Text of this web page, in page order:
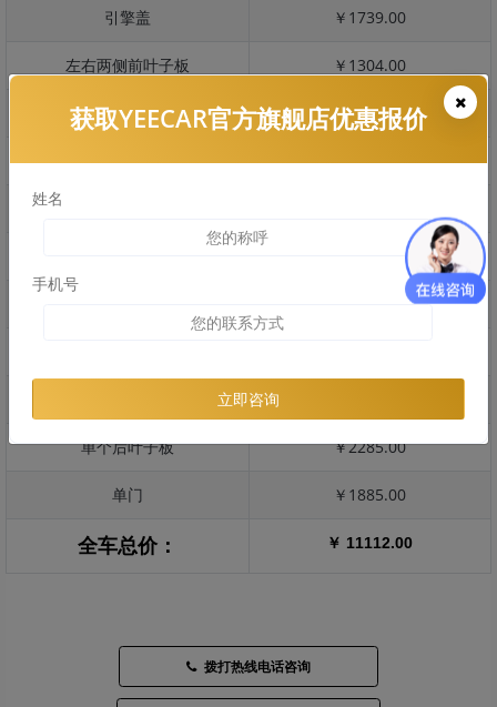
引擎盖 ￥1739.00
左右两侧前叶子板 ￥1304.00
反光镜 ￥260.00
后保险杠 ￥1958.00
￥2983.00
￥2001.00
单个后叶子板 ￥2285.00
单门 ￥1885.00
全车总价： ￥ 11112.00
拨打热线电话咨询
获取YEECAR官方旗舰店优惠报价
姓名
手机号
立即咨询